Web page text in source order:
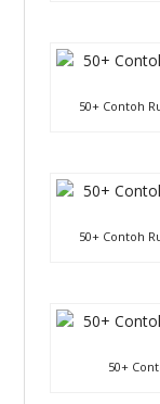
50+ Contoh
50+ Contoh
50+